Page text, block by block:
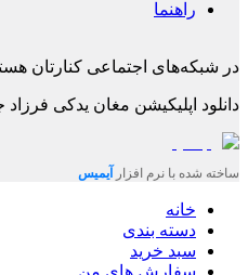
راهنما
در شبکه‌های اجتماعی کنارتان
دانلود اپلیکیشن مغان یدکی
ساخته شده با نرم افزار آیمیس
خانه
دسته بندی
سبد خرید
سفارش های من